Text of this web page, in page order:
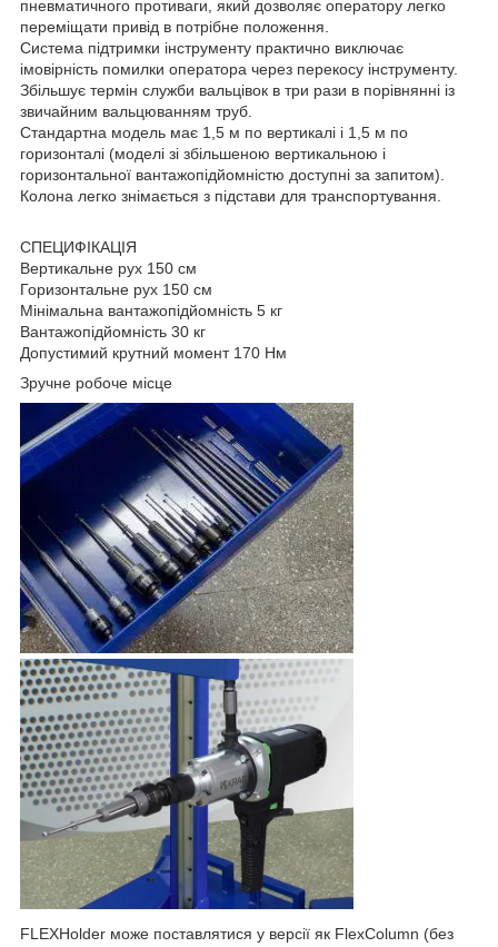
пневматичного противаги, який дозволяє оператору легко
переміщати привід в потрібне положення.
Система підтримки інструменту практично виключає
імовірність помилки оператора через перекосу інструменту.
Збільшує термін служби вальцівок в три рази в порівнянні із
звичайним вальцюванням труб.
Стандартна модель має 1,5 м по вертикалі і 1,5 м по
горизонталі (моделі зі збільшеною вертикальною і
горизонтальної вантажопідйомністю доступні за запитом).
Колона легко знімається з підстави для транспортування.
СПЕЦИФІКАЦІЯ
Вертикальне рух 150 см
Горизонтальне рух 150 см
Мінімальна вантажопідйомність 5 кг
Вантажопідйомність 30 кг
Допустимий крутний момент 170 Нм
Зручне робоче місце
FLEXHolder може поставлятися у версії як FlexColumn (без